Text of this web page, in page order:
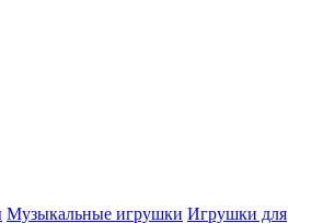
Музыкальные игрушки Игрушки для